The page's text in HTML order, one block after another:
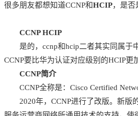
很多朋友都想知道CCNP和HCIP，是否
CCNP HCIP
是的，ccnp和hcip二者其实同属于中
CCNP要比华为认证对应级别的HCIP更
CCNP简介
CCNP全称是：Cisco Certified
2020年，CCNP进行了改版。新版的